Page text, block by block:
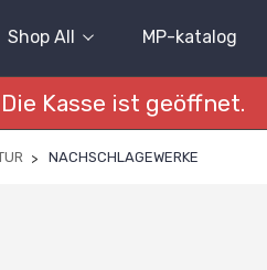
Shop All MP-katalog
Die Kasse ist geöffnet.
NACHSCHLAGEWERKE